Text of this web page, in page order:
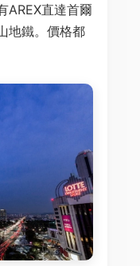
AREX直達首爾
地鐵。價格都